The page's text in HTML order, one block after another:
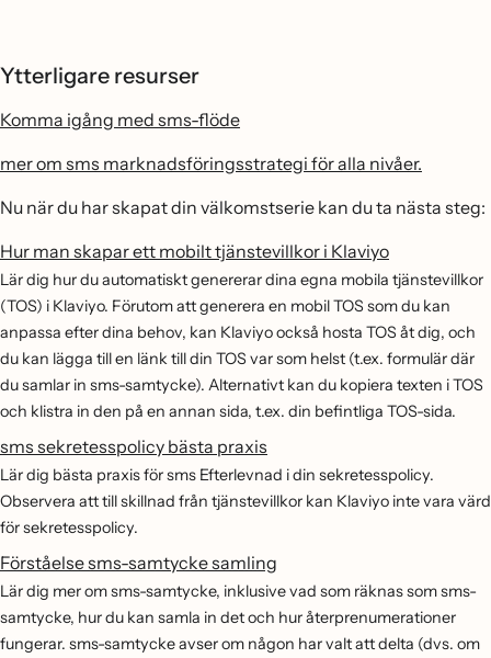
Ytterligare resurser
Komma igång med sms-flöde
mer om sms marknadsföringsstrategi för alla nivåer.
Nu när du har skapat din välkomstserie kan du ta nästa steg:
Hur man skapar ett mobilt tjänstevillkor i Klaviyo
Lär dig hur du automatiskt genererar dina egna mobila tjänstevillkor
(TOS) i Klaviyo. Förutom att generera en mobil TOS som du kan
anpassa efter dina behov, kan Klaviyo också hosta TOS åt dig, och
du kan lägga till en länk till din TOS var som helst (t.ex. formulär där
du samlar in sms-samtycke). Alternativt kan du kopiera texten i TOS
och klistra in den på en annan sida, t.ex. din befintliga TOS-sida.
sms sekretesspolicy bästa praxis
Lär dig bästa praxis för sms Efterlevnad i din sekretesspolicy.
Observera att till skillnad från tjänstevillkor kan Klaviyo inte vara värd
för sekretesspolicy.
Förståelse sms-samtycke samling
Lär dig mer om sms-samtycke, inklusive vad som räknas som sms-
samtycke, hur du kan samla in det och hur återprenumerationer
fungerar. sms-samtycke avser om någon har valt att delta (dvs. om